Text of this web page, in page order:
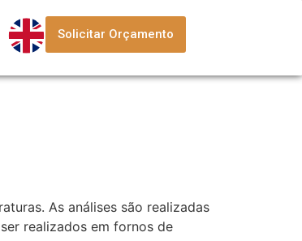
Solicitar Orçamento
As análises são realizadas
realizados em fornos de